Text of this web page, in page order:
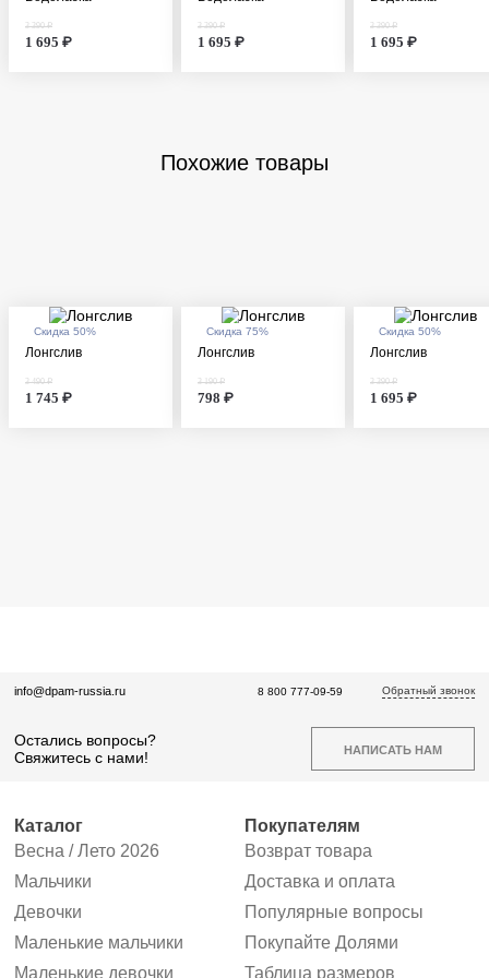
3 390 ₽
1 695 ₽
3 390 ₽
1 695 ₽
3 390 ₽
1 695 ₽
Похожие товары
Скидка 50%
Лонгслив
3 490 ₽
1 745 ₽
Скидка 75%
Лонгслив
3 190 ₽
798 ₽
Скидка 50%
Лонгслив
3 390 ₽
1 695 ₽
info@dpam-russia.ru
Остались вопросы?
Свяжитесь с нами!
НАПИСАТЬ НАМ
8 800 777-09-59 Обратный звонок
Каталог
Весна / Лето 2026
Мальчики
Девочки
Маленькие мальчики
Маленькие девочки
Покупателям
Возврат товара
Доставка и оплата
Популярные вопросы
Покупайте Долями
Таблица размеров